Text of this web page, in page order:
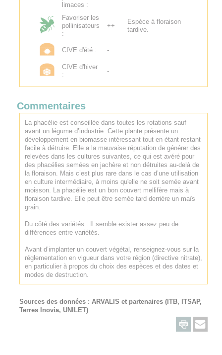
limaces :
Favoriser les
pollinisateurs
:
++
Espèce à floraison
tardive.
CIVE d'été : -
CIVE d'hiver
:
-
Commentaires
La phacélie est conseillée dans toutes les rotations sauf
avant un légume d’industrie. Cette plante présente un
développement en biomasse intéressant tout en étant restant
facile à détruire. Elle a la mauvaise réputation de générer des
relevées dans les cultures suivantes, ce qui est avéré pour
des phacélies semées en jachère et non détruites au-delà de
la floraison. Mais c’est plus rare dans le cas d’une utilisation
en culture intermédiaire, à moins qu'elle ne soit semée avant
moisson. La phacélie est un bon couvert mellifère mais à
floraison tardive. Elle peut être semée tard derrière un maïs
grain.
Du côté des variétés : Il semble exister assez peu de
différences entre variétés.
Avant d’implanter un couvert végétal, renseignez-vous sur la
réglementation en vigueur dans votre région (directive nitrate),
en particulier à propos du choix des espèces et des dates et
modes de destruction.
Sources des données : ARVALIS et partenaires (ITB, ITSAP,
Terres Inovia, UNILET)